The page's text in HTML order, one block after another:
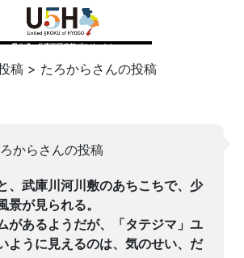
県公式・兵庫五国連邦プロジェクト
稿 > たろから さんの投稿
からさんの投稿
、武庫川河川敷のあちこちで、少
景が見られる。
があるようだが、「タテジマ」ユ
ように見えるのは、気のせい、だ